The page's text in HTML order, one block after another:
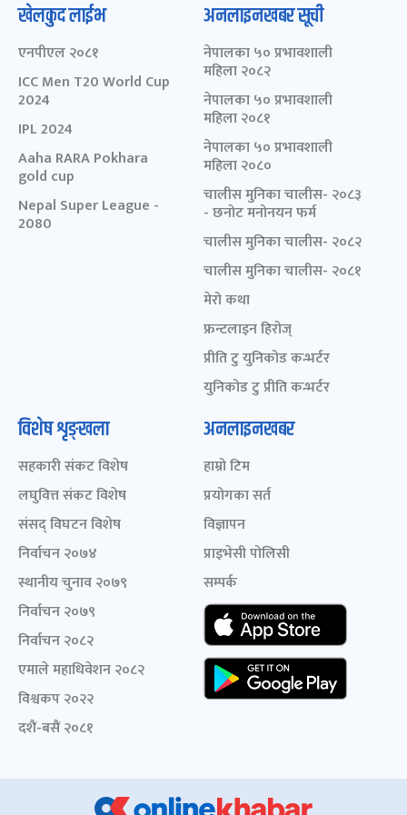
खेलकुद लाईभ
एनपीएल २०८१
ICC Men T20 World Cup
2024
IPL 2024
Aaha RARA Pokhara
gold cup
Nepal Super League -
2080
अनलाइनखबर सूची
नेपालका ५० प्रभावशाली
महिला २०८२
नेपालका ५० प्रभावशाली
महिला २०८१
नेपालका ५० प्रभावशाली
महिला २०८०
चालीस मुनिका चालीस- २०८३
- छनोट मनोनयन फर्म
चालीस मुनिका चालीस- २०८२
चालीस मुनिका चालीस- २०८१
मेरो कथा
फ्रन्टलाइन हिरोज्
प्रीति टु युनिकोड कन्भर्टर
युनिकोड टु प्रीति कन्भर्टर
विशेष शृङ्खला
सहकारी संकट विशेष
लघुवित्त संकट विशेष
संसद् विघटन विशेष
निर्वाचन २०७४
स्थानीय चुनाव २०७९
निर्वाचन २०७९
निर्वाचन २०८२
एमाले महाधिवेशन २०८२
विश्वकप २०२२
दशैं-बसैं २०८१
अनलाइनखबर
हाम्रो टिम
प्रयोगका सर्त
विज्ञापन
प्राइभेसी पोलिसी
सम्पर्क